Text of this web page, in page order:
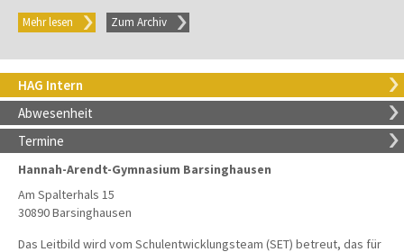
Mehr lesen Zum Archiv
HAG Intern
Abwesenheit
Termine
Hannah-Arendt-Gymnasium Barsinghausen
Am Spalterhals 15
30890 Barsinghausen
Das Leitbild wird vom Schulentwicklungsteam (SET) betreut, das für